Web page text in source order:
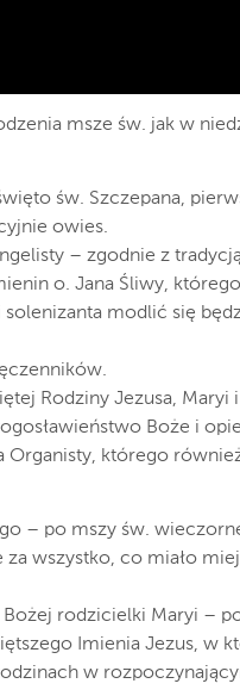
msze św. jak w
św. Szczepana,
owies.
– zgodnie z
o. Jana Śliwy,
modlić się
Rodziny Jezusa, Maryi
Boże i
którego
– po mszy św.
wszystko, co miało
rodzicielki Maryi –
Imienia Jezus, w
w